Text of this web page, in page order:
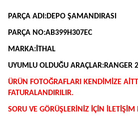
PARÇA ADI:DEPO ŞAMANDIRASI
PARÇA NO:AB399H307EC
MARKA:İTHAL
UYUMLU OLDUĞU ARAÇLAR:RANGER
ÜRÜN FOTOĞRAFLARI KENDİMİZE
FATURALANDIRILIR.
SORU VE GÖRÜŞLERİNİZ İÇİN